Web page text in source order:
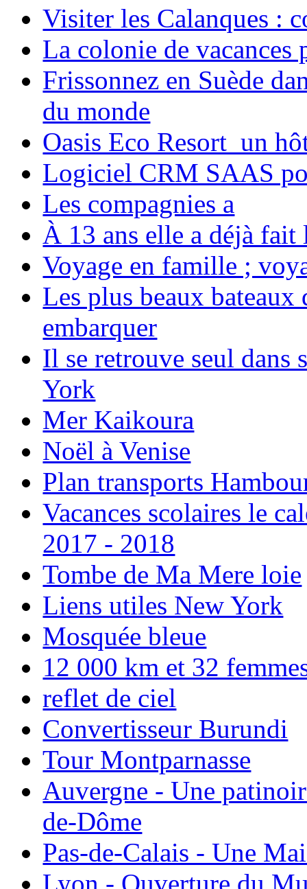
Visiter les Calanques :
La colonie de vacances
Frissonnez en Suède
du monde
Oasis Eco Resort un
Logiciel CRM SAAS
Les compagnies a
À 13 ans elle a déjà
Voyage en famille ;
Les plus beaux bateaux
embarquer
Il se retrouve seul dans
York
Mer Kaikoura
Noël à Venise
Plan transports
Vacances scolaires le
2017 - 2018
Tombe de Ma Mere loie
Liens utiles New York
Mosquée bleue
12 000 km et 32
reflet de ciel
Convertisseur Burundi
Tour Montparnasse
Auvergne - Une
de-Dôme
Pas-de-Calais - Une
Lyon - Ouverture du